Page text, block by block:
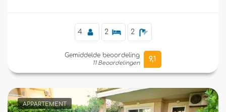
4 2 2
Gemiddelde beoordeling
11 Beoordelingen
9,1
APPARTEMENT